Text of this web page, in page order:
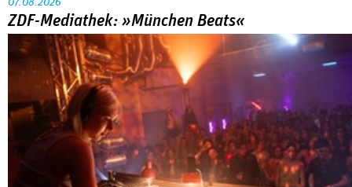
07.08.2026
ZDF-Mediathek: »München Beats«